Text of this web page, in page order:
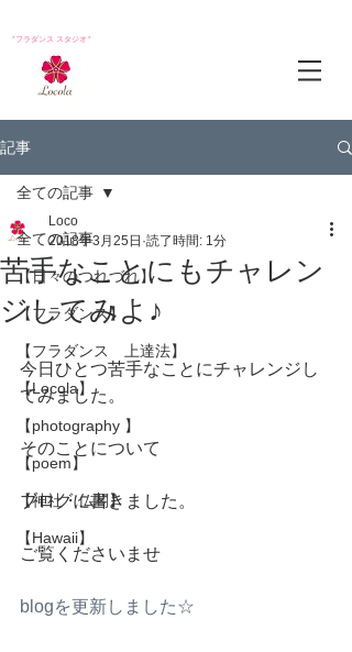
*フラダンス スタジオ*
記事
全ての記事
【日々のつれづれ】
【フラダンス】
【フラダンス 上達法】
【Locola】
【photography 】
【poem】
【神社・仏閣】
【Hawaii】
全ての記事
苦手なことにもチャレン
ジしてみよ♪
Loco
2018年3月25日 読了時間: 1分
今日ひとつ苦手なことにチャレンジし
てみました。
そのことについて
ブログに書きました。
ご覧くださいませ
blogを更新しました☆